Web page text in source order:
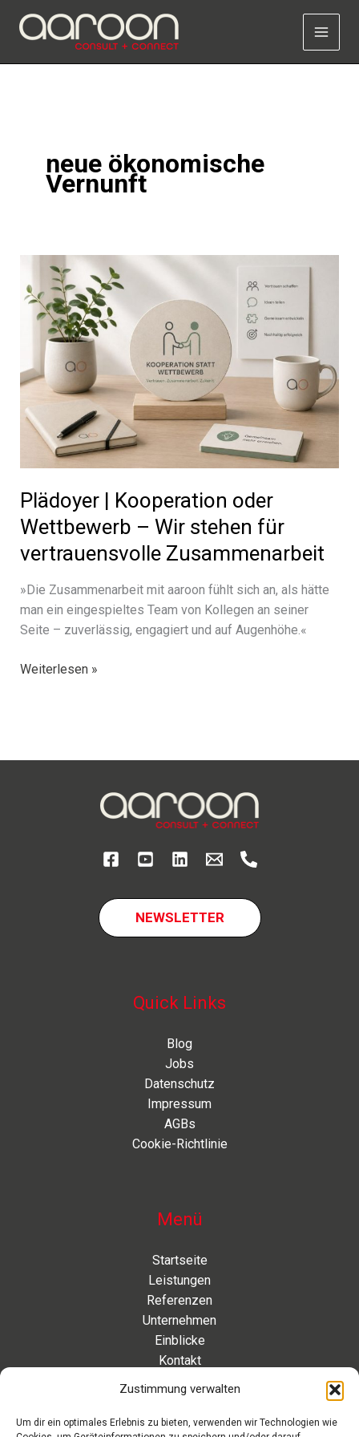
Zustimmung verwalten
Um dir ein optimales Erlebnis zu bieten, verwenden wir Technologien wie
Inhalt
neue ökonomische
Vernunft
Plädoyer | Kooperation oder
Wettbewerb – Wir stehen für
vertrauensvolle Zusammenarbeit
»Die Zusammenarbeit mit aaroon fühlt sich an, als hätte
man ein einge­spiel­tes Team von Kollegen an seiner
Seite – zuver­läs­sig, enga­giert und auf Augenhöhe.«
Plädoyer
vertrauensvolle
Zusammenarbeit
Weiterlesen »
NEWSLETTER
Quick Links
Blog
Jobs
Datenschutz
Impressum
AGBs
Cookie-Richtlinie
Menü
Startseite
Leistungen
Referenzen
Unternehmen
Einblicke
Kontakt